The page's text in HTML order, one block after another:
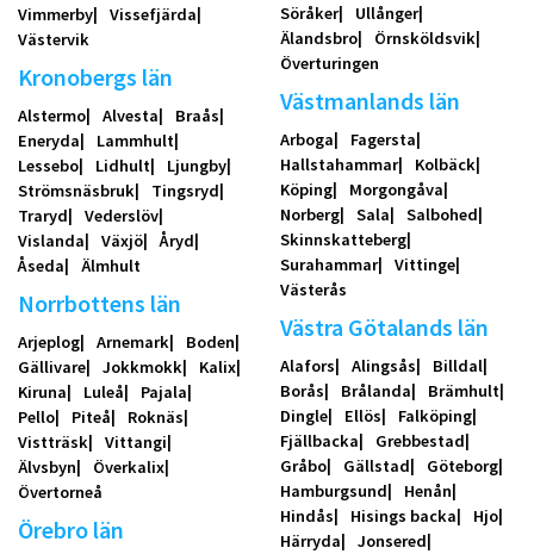
Vimmerby
Vissefjärda
Västervik
Kronobergs län
Alstermo Alvesta
Braås
Eneryda
Lammhult
Lessebo
Lidhult
Ljungby
Strömsnäsbruk
Tingsryd
Traryd
Vederslöv
Vislanda
Växjö
Åryd
Åseda
Älmhult
Norrbottens län
Arjeplog Arnemark
Boden
Gällivare
Jokkmokk
Kalix
Kiruna
Luleå
Pajala
Pello
Piteå
Roknäs
Vistträsk
Vittangi
Älvsbyn
Överkalix
Övertorneå
Örebro län
Söråker
Ullånger
Älandsbro
Örnsköldsvik
Överturingen
Västmanlands län
Arboga
Fagersta
Hallstahammar
Kolbäck
Köping
Morgongåva
Norberg
Sala
Salbohed
Skinnskatteberg
Surahammar
Vittinge
Västerås
Västra Götalands län
Alafors Alingsås
Billdal
Borås
Brålanda
Brämhult
Dingle
Ellös
Falköping
Fjällbacka
Grebbestad
Gråbo
Gällstad
Göteborg
Hamburgsund
Henån
Hindås
Hisings backa
Hjo
Härryda
Jonsered